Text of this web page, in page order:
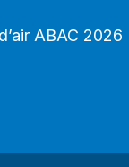
ABAC 2026